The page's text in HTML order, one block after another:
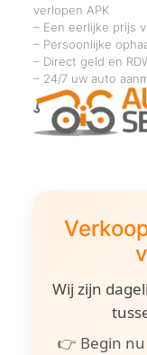
verlopen APK
– Een eerlijke prijs
– Persoonlijke
– Direct geld en
– 24/7 uw auto
Wij zijn
👉 Begin